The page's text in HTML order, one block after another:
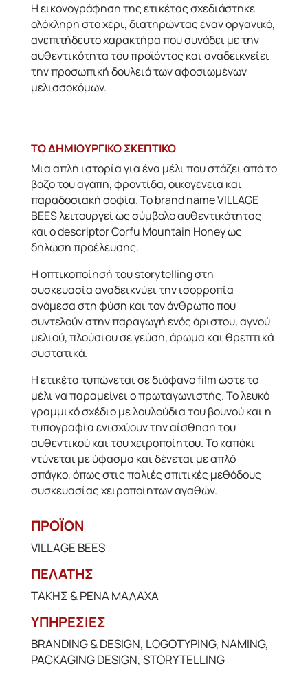
Η εικονογράφηση της ετικέτας σχεδιάστηκε
ολόκληρη στο χέρι, διατηρώντας έναν οργανικό,
ανεπιτήδευτο χαρακτήρα που συνάδει με την
αυθεντικότητα του προϊόντος και αναδεικνείει
την προσωπική δουλειά των αφοσιωμένων
μελισσοκόμων.
ΤΟ ΔΗΜΙΟΥΡΓΙΚΟ ΣΚΕΠΤΙΚΟ
Μια απλή ιστορία για ένα μέλι που στάζει από το
βάζο του αγάπη, φροντίδα, οικογένεια και
παραδοσιακή σοφία. Το brand name VILLAGE
BEES λειτουργεί ως σύμβολο αυθεντικότητας
και o descriptor Corfu Mountain Honey ως
δήλωση προέλευσης.
Η οπτικοποίησή του storytelling στη
συσκευασία αναδεικνύει την ισορροπία
ανάμεσα στη φύση και τον άνθρωπο που
συντελούν στην παραγωγή ενός άριστου, αγνού
μελιού, πλούσιου σε γεύση, άρωμα και θρεπτικά
συστατικά.
Η ετικέτα τυπώνεται σε διάφανο film ώστε το
μέλι να παραμείνει ο πρωταγωνιστής. Το λευκό
γραμμικό σχέδιο με λουλούδια του βουνού και η
τυπογραφία ενισχύουν την αίσθηση του
αυθεντικού και του χειροποίητου. Το καπάκι
ντύνεται με ύφασμα και δένεται με απλό
σπάγκο, όπως στις παλιές σπιτικές μεθόδους
συσκευασίας χειροποίητων αγαθών.
ΠΡΟΪΟΝ
VILLAGE BEES
ΠΕΛΑΤΗΣ
ΤΑΚΗΣ & ΡΕΝΑ ΜΑΛΑΧΑ
ΥΠΗΡΕΣΙΕΣ
BRANDING & DESIGN, LOGOTYPING, NAMING,
PACKAGING DESIGN, STORYTELLING